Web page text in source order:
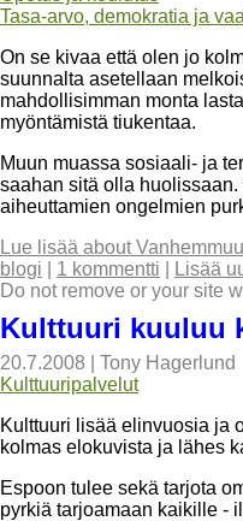
Tasa-arvo, demokratia ja
On se kivaa että olen jo
suunnalta asetellaan
mahdollisimman monta
myöntämistä tiukentaa.
Muun muassa sosiaali- ja
saahan sitä olla
aiheuttamien ongelmien
Lue lisää about
blogi
1 kommentti Lisää
Do not remove or your site
Kulttuuri kuuluu
20.7.2008
Tony Hagerlund
Kulttuuripalvelut
Kulttuuri lisää elinvuosia ja
kolmas elokuvista ja lähes
Espoon tulee sekä tarjota
pyrkiä tarjoamaan kaikille -